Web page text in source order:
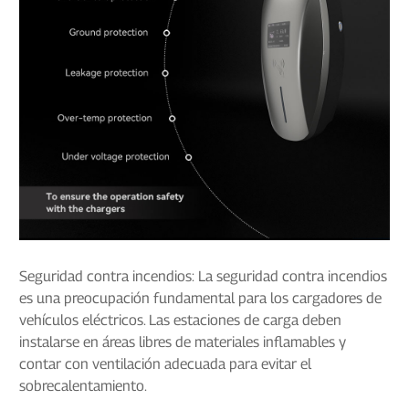
Seguridad contra incendios: La seguridad contra incendios
es una preocupación fundamental para los cargadores de
vehículos eléctricos. Las estaciones de carga deben
instalarse en áreas libres de materiales inflamables y
contar con ventilación adecuada para evitar el
sobrecalentamiento.